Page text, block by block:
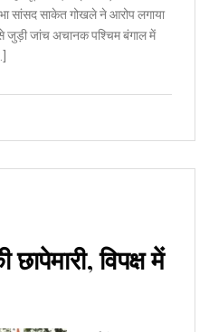
सांसद साकेत गोखले ने आरोप लगाया
जुड़ी जांच अचानक पश्चिम बंगाल में
विपक्ष में